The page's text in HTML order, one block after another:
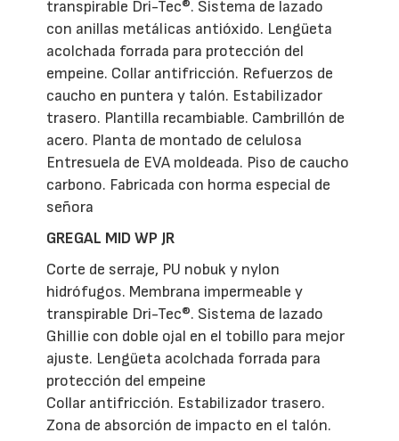
transpirable Dri-Tec®. Sistema de lazado
con anillas metálicas antióxido. Lengüeta
acolchada forrada para protección del
empeine. Collar antifricción. Refuerzos de
caucho en puntera y talón. Estabilizador
trasero. Plantilla recambiable. Cambrillón de
acero. Planta de montado de celulosa
Entresuela de EVA moldeada. Piso de caucho
carbono. Fabricada con horma especial de
señora
GREGAL MID WP JR
Corte de serraje, PU nobuk y nylon
hidrófugos. Membrana impermeable y
transpirable Dri-Tec®. Sistema de lazado
Ghillie con doble ojal en el tobillo para mejor
ajuste. Lengüeta acolchada forrada para
protección del empeine
Collar antifricción. Estabilizador trasero.
Zona de absorción de impacto en el talón.